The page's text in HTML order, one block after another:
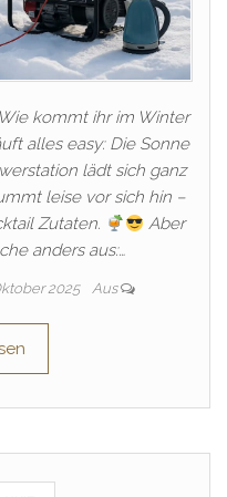
kommt ihr im Winter
alles easy: Die Sonne
lädt sich ganz
leise vor sich hin –
Zutaten.
Aber
anders aus:…
2025 Aus